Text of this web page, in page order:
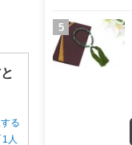
る
人